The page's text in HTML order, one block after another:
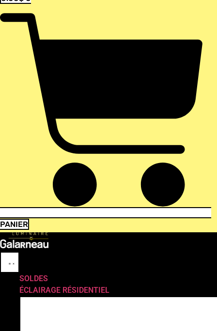
PANIER
SOLDES
ÉCLAIRAGE RÉSIDENTIEL